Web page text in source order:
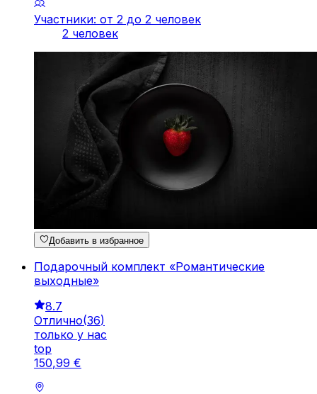
Участники: от 2 до 2 человек
2 человек
Добавить в избранное
Подарочный комплект «Романтические
выходные»
8.7
Отлично(36)
только у нас
top
150,99 €